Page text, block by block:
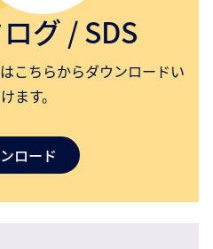
グ / SDS
こちらからダウンロードい
ます。
ロード